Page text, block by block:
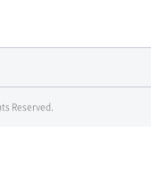
Reserved.